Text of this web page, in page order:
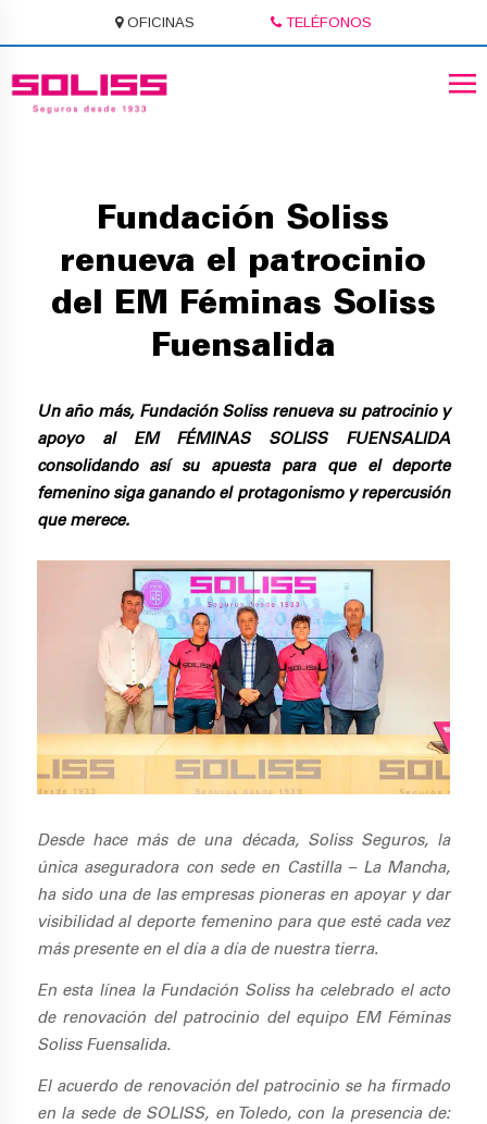
OFICINAS TELÉFONOS
Fundación Soliss
renueva el patrocinio
del EM Féminas Soliss
Fuensalida
Un año más, Fundación Soliss renueva su patrocinio y
apoyo al EM FÉMINAS SOLISS FUENSALIDA
consolidando así su apuesta para que el deporte
femenino siga ganando el protagonismo y repercusión
que merece.
Desde hace más de una década, Soliss Seguros, la
única aseguradora con sede en Castilla – La Mancha,
ha sido una de las empresas pioneras en apoyar y dar
visibilidad al deporte femenino para que esté cada vez
más presente en el día a día de nuestra tierra.
En esta línea la Fundación Soliss ha celebrado el acto
de renovación del patrocinio del equipo EM Féminas
Soliss Fuensalida.
El acuerdo de renovación del patrocinio se ha firmado
en la sede de SOLISS, en Toledo, con la presencia de: